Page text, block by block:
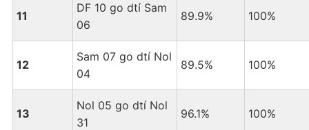
11
DF 10 go dtí Sam
06
89.9% 100%
12
Sam 07 go dtí Nol
04
89.5% 100%
13
Nol 05 go dtí Nol
31
96.1% 100%